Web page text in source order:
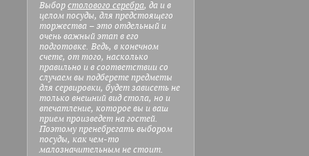
Выбор столового серебра, да и в
целом посуды, для предстоящего
торжества – это отдельный и
очень важный этап в его
подготовке. Ведь, в конечном
счете, от того, насколько
правильно и в соответствии со
случаем вы подберете предметы
для сервировки, будет зависеть не
только внешний вид стола, но и
впечатление, которое вы и ваш
прием произведет на гостей.
Поэтому пренебрегать выбором
посуды, как чем-то
малозначительным не стоит.